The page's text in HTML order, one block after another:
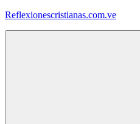
Saltar
Reflexionescristianas.com.ve